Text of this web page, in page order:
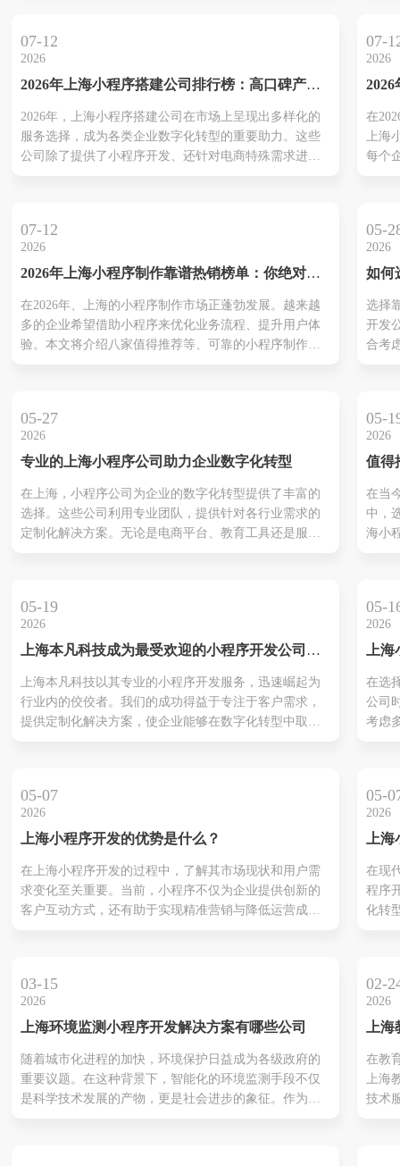
几家
司，
效服务而闻名。他们在保证产品质量...
字化
找到
比如
务，
运维
到重
针对
解...
07-12
2026
2026年上海小程序搭建公司排行榜：高口碑产品
2026年，上海小程序搭建公司在市场上呈现出多样化的
服务选择，成为各类企业数字化转型的重要助力。这些
公司除了提供了小程序开发、还针对电商特殊需求进行
享，这些公司展现了如何帮助企业提高...
07-
2026
让你
作伙
在
上海
每个
您详
的小
盖丰
制化
方案
价脱
势合
司...
07-12
2026
2026年上海小程序制作靠谱热销榜单：你绝对不
在2026年、上海的小程序制作市场正蓬勃发展。越来越
多的企业希望借助小程序来优化业务流程、提升用户体
验。本文将介绍八家值得推荐等、可靠的小程序制作公
势，不断推动数字化转型。选择合适的...
05-
2026
如何
选择
开发
合考
直观
技术
在面
发流
可忽
目各
服务
确...
05-27
2026
专业的上海小程序公司助力企业数字化转型
在上海，小程序公司为企业的数字化转型提供了丰富的
选择。这些公司利用专业团队，提供针对各行业需求的
定制化解决方案。无论是电商平台、教育工具还是服务
中也面临着技术创新与版权保护之间...
05-
2026
值得
服务
在当
中，
海小
设计
全方
实现
业的
商、
域，
丰富
实...
05-19
2026
上海本凡科技成为最受欢迎的小程序开发公司，
上海本凡科技以其专业的小程序开发服务，迅速崛起为
行业内的佼佼者。我们的成功得益于专注于客户需求，
提供定制化解决方案，使企业能够在数字化转型中取得
意度，从而积累了良好的市场口碑。选...
05-
2026
上海
制开
成功
在选
公司
考虑
需求
与成
要，
更具
案。
沟通
此，
务流
05-07
2026
上海小程序开发的优势是什么？
在上海小程序开发的过程中，了解其市场现状和用户需
求变化至关重要。当前，小程序不仅为企业提供创新的
客户互动方式，还有助于实现精准营销与降低运营成
此外，市场上各种小程序服务日益增多...
05-
2026
上海
在现
程序
化转
的小
升用
流程
便捷
的在
小程
03-15
2026
上海环境监测小程序开发解决方案有哪些公司
随着城市化进程的加快，环境保护日益成为各级政府的
重要议题。在这种背景下，智能化的环境监测手段不仅
是科学技术发展的产物，更是社会进步的象征。作为中
02-
2026
上海
造课
态
在教
上海
技术